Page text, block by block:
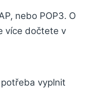
nebo POP3. O
více dočtete v
vyplnit